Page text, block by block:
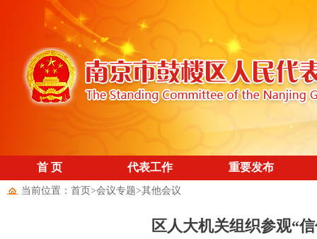
首 页 代表工作 重要发布
当前位置： 首页 >会议专题>其他会议
区人大机关组织参观“